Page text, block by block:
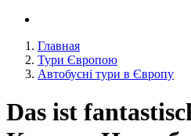
Главная
Тури Європою
Автобусні тури в Європу
Das ist